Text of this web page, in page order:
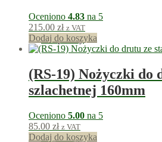
Oceniono 4.83 na 5
215.00 zł z VAT
215punkty
Dodaj do koszyka
(RS-19) Nożyczki do
szlachetnej 160mm
Oceniono 5.00 na 5
85.00 zł z VAT
85punkty
Dodaj do koszyka